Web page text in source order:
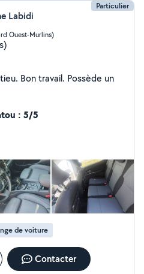
Particulier
Labidi
Ouest-Murlins)
Bon travail. Possède un
: 5/5
de voiture
Contacter